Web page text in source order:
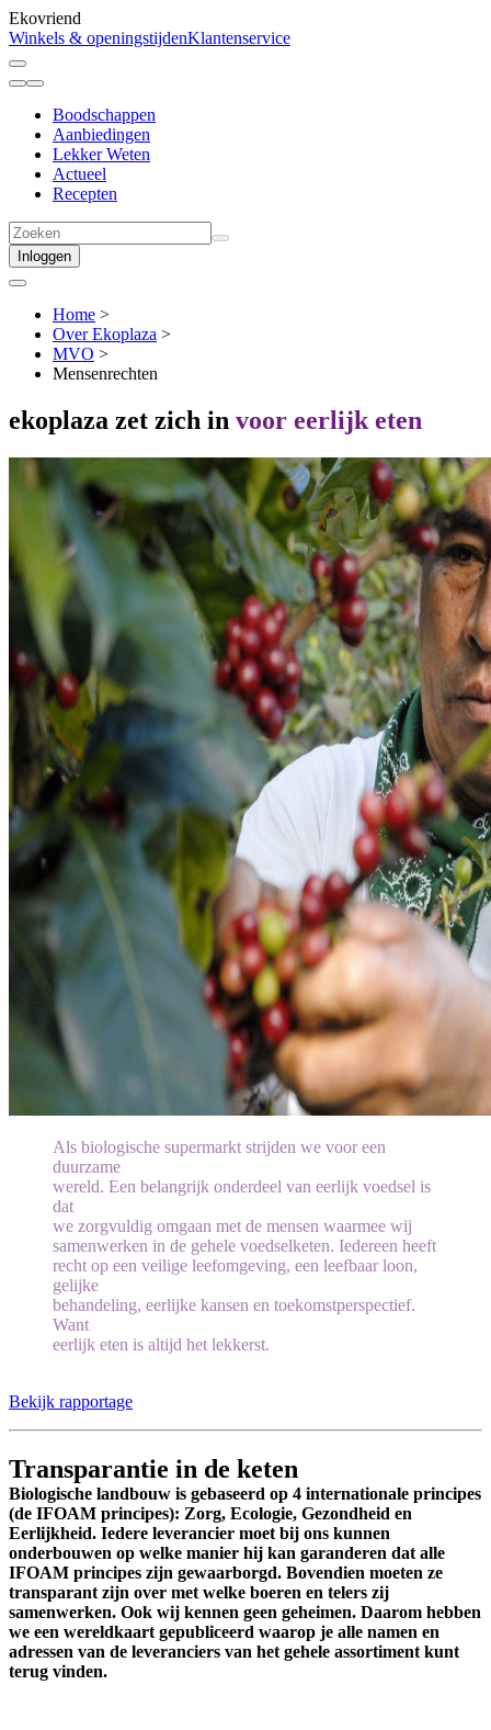
Ekovriend
Winkels & openingstijdenKlantenservice
Boodschappen
Aanbiedingen
Lekker Weten
Actueel
Recepten
Inloggen
Home >
Over Ekoplaza >
MVO >
Mensenrechten
ekoplaza zet zich in voor eerlijk eten
Als biologische supermarkt strijden we voor een
duurzame
wereld. Een belangrijk onderdeel van eerlijk voedsel is
dat
we zorgvuldig omgaan met de mensen waarmee wij
samenwerken in de gehele voedselketen. Iedereen heeft
recht op een veilige leefomgeving, een leefbaar loon,
gelijke
behandeling, eerlijke kansen en toekomstperspectief.
Want
eerlijk eten is altijd het lekkerst.
Bekijk rapportage
Transparantie in de keten
Biologische landbouw is gebaseerd op 4 internationale principes
(de IFOAM principes): Zorg, Ecologie, Gezondheid en
Eerlijkheid. Iedere leverancier moet bij ons kunnen
onderbouwen op welke manier hij kan garanderen dat alle
IFOAM principes zijn gewaarborgd. Bovendien moeten ze
transparant zijn over met welke boeren en telers zij
samenwerken. Ook wij kennen geen geheimen. Daarom hebben
we een wereldkaart gepubliceerd waarop je alle namen en
adressen van de leveranciers van het gehele assortiment kunt
terug vinden.